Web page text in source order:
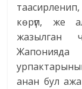
көрүп, же
жазылган
анан бул